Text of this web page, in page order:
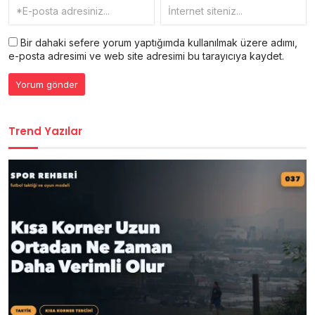
Bir dahaki sefere yorum yaptığımda kullanılmak üzere adımı,
e-posta adresimi ve web site adresimi bu tarayıcıya kaydet.
Trend Yazılar